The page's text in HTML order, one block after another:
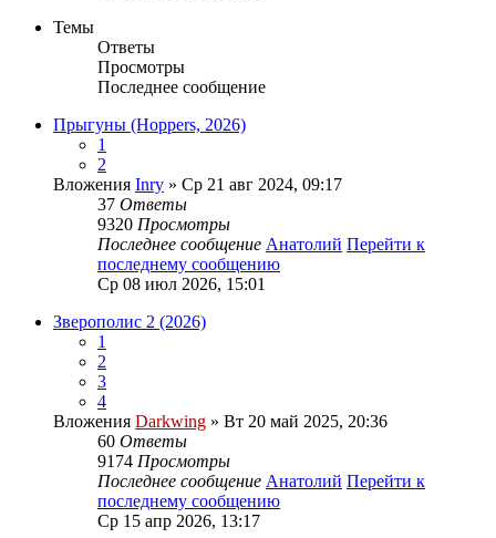
Темы
Ответы
Просмотры
Последнее сообщение
Прыгуны (Hoppers, 2026)
1
2
Вложения Inry » Ср 21 авг 2024, 09:17
37 Ответы
9320 Просмотры
Последнее сообщение Анатолий Перейти к
последнему сообщению
Ср 08 июл 2026, 15:01
Зверополис 2 (2026)
1
2
3
4
Вложения Darkwing » Вт 20 май 2025, 20:36
60 Ответы
9174 Просмотры
Последнее сообщение Анатолий Перейти к
последнему сообщению
Ср 15 апр 2026, 13:17